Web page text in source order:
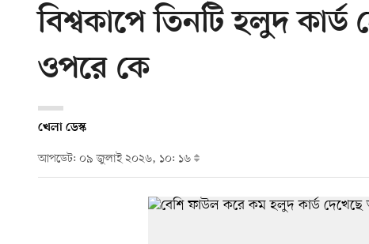
বিশ্বকাপে তিনটি হলুদ কার্ড
ওপরে কে
খেলা ডেস্ক
আপডেট: ০৯ জুলাই ২০২৬, ১০: ১৬